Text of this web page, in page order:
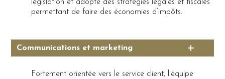
législation et adopte des stratégies légales et fiscales
permettant de faire des économies d’impôts.
Communications et marketing
Fortement orientée vers le service client, l'équipe